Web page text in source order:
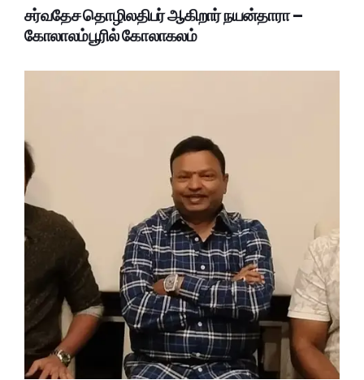
சர்வதேச தொழிலதிபர் ஆகிறார் நயன்தாரா –
கோலாலம்பூரில் கோலாகலம்